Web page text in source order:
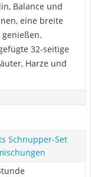
Balance und
eine breite
32-seitige
Harze und
Schnupper-Set